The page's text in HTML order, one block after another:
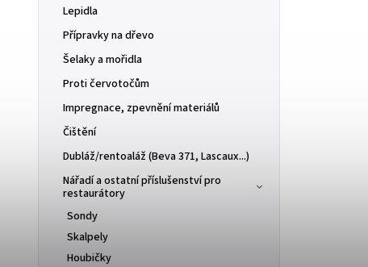
Lepidla
Přípravky na dřevo
Šelaky a mořidla
Proti červotočům
Impregnace, zpevnění materiálů
Čištění
Dubláž/rentoaláž (Beva 371, Lascaux...)
Nářadí a ostatní příslušenství pro
restaurátory
Sondy
Skalpely
Houbičky